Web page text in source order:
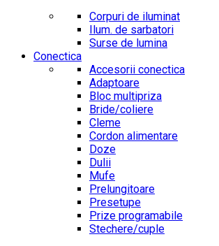
Corpuri de iluminat
Ilum. de sarbatori
Surse de lumina
Conectica
Accesorii conectica
Adaptoare
Bloc multipriza
Bride/coliere
Cleme
Cordon alimentare
Doze
Dulii
Mufe
Prelungitoare
Presetupe
Prize programabile
Stechere/cuple